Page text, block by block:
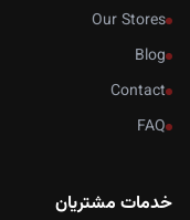
Our Stores
Blog
Contact
FAQ
خدمات مشتریان